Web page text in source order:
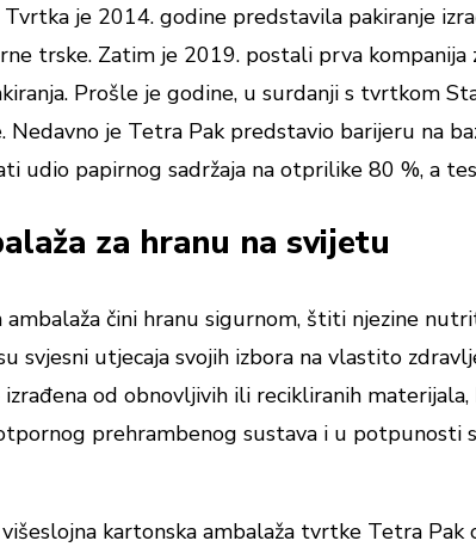
Tvrtka je 2014. godine predstavila pakiranje
trske. Zatim je 2019. postali prva
Prošle je godine, u surdanji s tvrtkom
je Tetra Pak predstavio barijeru na
udio papirnog sadržaja na otprilike 80 %, a
za hranu na svijetu
ambalaža čini hranu sigurnom, štiti njezine
svjesni utjecaja svojih izbora na vlastito
od obnovljivih ili recikliranih
prehrambenog sustava i u potpunosti
kartonska ambalaža tvrtke Tetra